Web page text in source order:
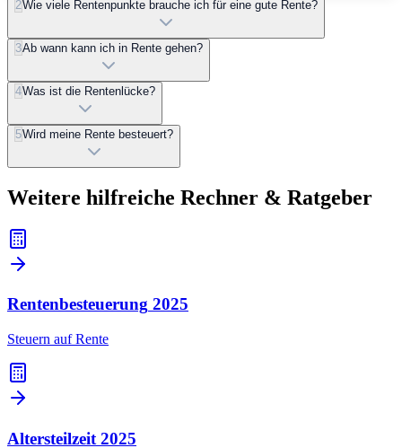
2Wie viele Rentenpunkte brauche ich für eine gute Rente?
3Ab wann kann ich in Rente gehen?
4Was ist die Rentenlücke?
5Wird meine Rente besteuert?
Weitere hilfreiche Rechner & Ratgeber
Rentenbesteuerung 2025
Steuern auf Rente
Altersteilzeit 2025